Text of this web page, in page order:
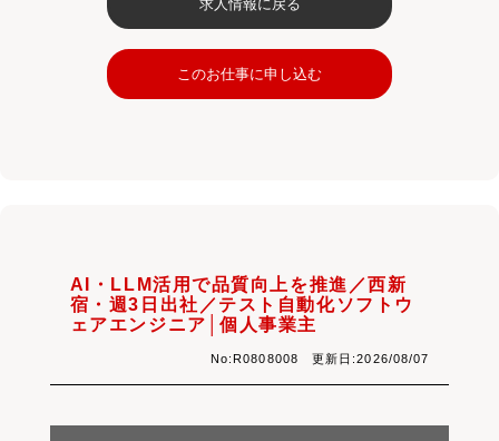
求人情報に戻る
このお仕事に申し込む
AI・LLM活用で品質向上を推進／西新
宿・週3日出社／テスト自動化ソフトウ
ェアエンジニア│個人事業主
No:R0808008 更新日:2026/08/07